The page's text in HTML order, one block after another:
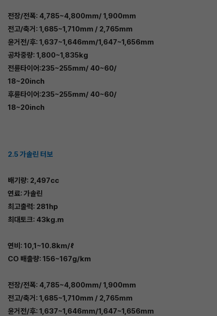
전장/전폭: 4,785~4,800mm/ 1,900mm
전고/축거: 1,685~1,710mm / 2,765mm
윤거전/후: 1,637~1,646mm/1,647~1,656mm
공차중량: 1,800~1,835kg
전륜타이어:235~255mm/ 40~60/
18~20inch
후륜타이어:235~255mm/ 40~60/
18~20inch
2.5 가솔린 터보
배기량: 2,497cc
연료: 가솔린
최고출력: 281hp
최대토크: 43kg.m
연비: 10,1~10.8km/ℓ
CO 배출량: 156~167g/km
전장/전폭: 4,785~4,800mm/ 1,900mm
전고/축거: 1,685~1,710mm / 2,765mm
윤거전/후: 1,637~1,646mm/1,647~1,656mm